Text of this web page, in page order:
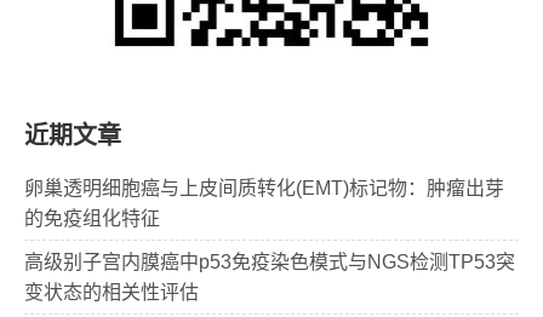
近期文章
卵巢透明细胞癌与上皮间质转化(EMT)标记物：肿瘤出芽
的免疫组化特征
高级别子宫内膜癌中p53免疫染色模式与NGS检测TP53突
变状态的相关性评估